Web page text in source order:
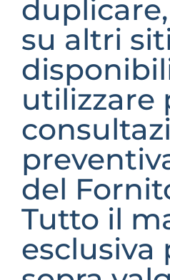
su altri
utilizzare
del
Tutto il
esclusiva